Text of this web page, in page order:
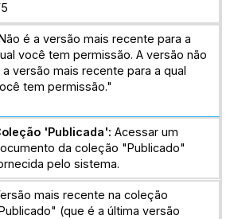
é a versão mais recente para a
você tem permissão. A versão não
a versão mais recente para a qual
tem permissão."
'Publicada': Acessar um
da coleção "Publicado"
pelo sistema.
mais recente na coleção
(que é a última versão